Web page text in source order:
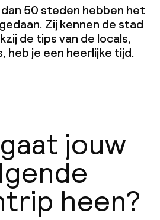
50 steden hebben het
Zij kennen de stad
de tips van de locals,
heb je een heerlijke tijd.
jouw
heen?